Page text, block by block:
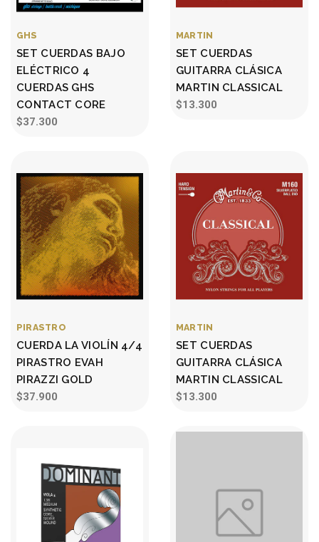
GHS
SET CUERDAS BAJO
ELÉCTRICO 4
CUERDAS GHS
CONTACT CORE
$37.300
MARTIN
SET CUERDAS
GUITARRA CLÁSICA
MARTIN CLASSICAL
$13.300
PIRASTRO
CUERDA LA VIOLÍN 4/4
PIRASTRO EVAH
PIRAZZI GOLD
$37.900
MARTIN
SET CUERDAS
GUITARRA CLÁSICA
MARTIN CLASSICAL
$13.300